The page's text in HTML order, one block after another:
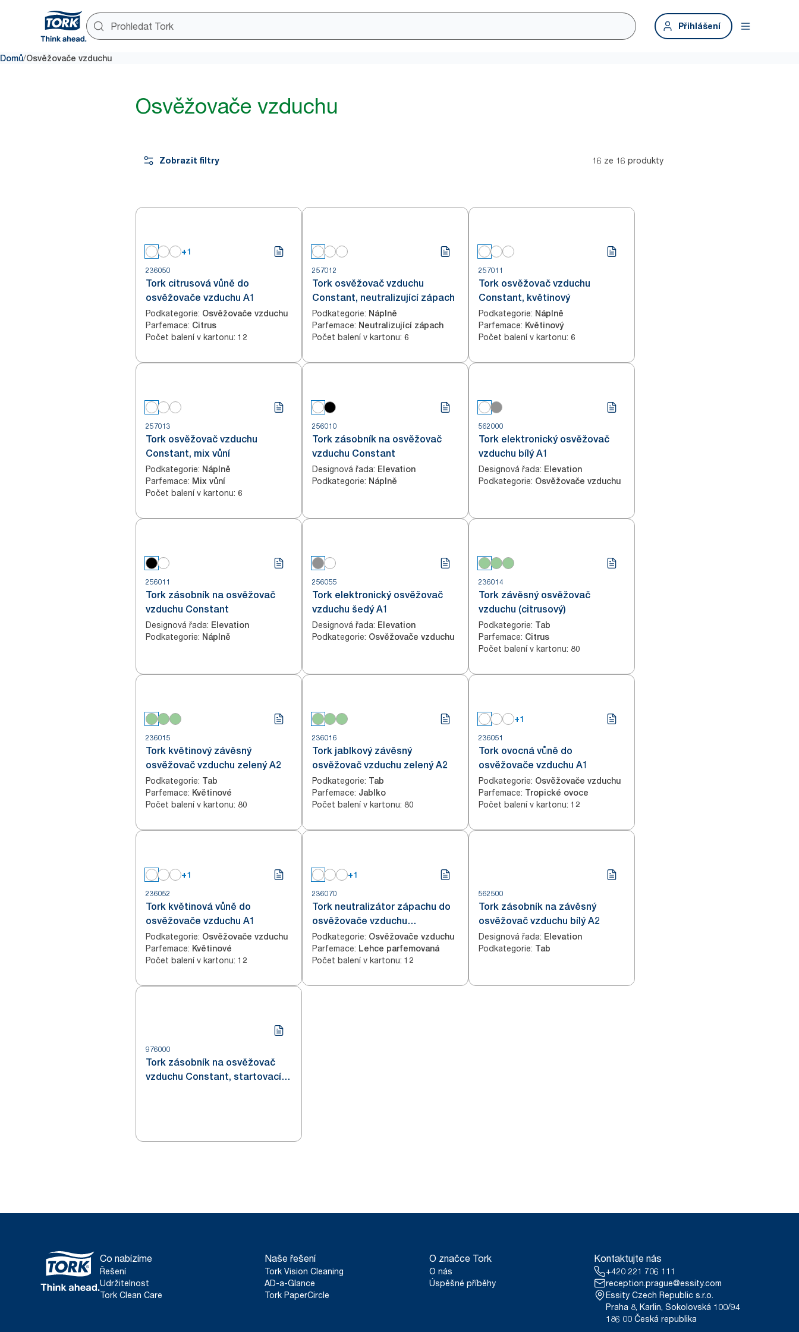
Přihlášení
Domů/Osvěžovače vzduchu
Osvěžovače vzduchu
Zobrazit filtry 16 ze 16 produkty
+1
236050
Tork citrusová vůně do
osvěžovače vzduchu A1
Podkategorie: Osvěžovače vzduchu
Parfemace: Citrus
Počet balení v kartonu: 12
257012
Tork osvěžovač vzduchu
Constant, neutralizující zápach
Podkategorie: Náplně
Parfemace: Neutralizující zápach
Počet balení v kartonu: 6
257011
Tork osvěžovač vzduchu
Constant, květinový
Podkategorie: Náplně
Parfemace: Květinový
Počet balení v kartonu: 6
257013
Tork osvěžovač vzduchu
Constant, mix vůní
Podkategorie: Náplně
Parfemace: Mix vůní
Počet balení v kartonu: 6
256010
Tork zásobník na osvěžovač
vzduchu Constant
Designová řada: Elevation
Podkategorie: Náplně
562000
Tork elektronický osvěžovač
vzduchu bílý A1
Designová řada: Elevation
Podkategorie: Osvěžovače vzduchu
256011
Tork zásobník na osvěžovač
vzduchu Constant
Designová řada: Elevation
Podkategorie: Náplně
256055
Tork elektronický osvěžovač
vzduchu šedý A1
Designová řada: Elevation
Podkategorie: Osvěžovače vzduchu
236014
Tork závěsný osvěžovač
vzduchu (citrusový)
Podkategorie: Tab
Parfemace: Citrus
Počet balení v kartonu: 80
236015
Tork květinový závěsný
osvěžovač vzduchu zelený A2
Podkategorie: Tab
Parfemace: Květinové
Počet balení v kartonu: 80
236016
Tork jablkový závěsný
osvěžovač vzduchu zelený A2
Podkategorie: Tab
Parfemace: Jablko
Počet balení v kartonu: 80
+1
236051
Tork ovocná vůně do
osvěžovače vzduchu A1
Podkategorie: Osvěžovače vzduchu
Parfemace: Tropické ovoce
Počet balení v kartonu: 12
+1
236052
Tork květinová vůně do
osvěžovače vzduchu A1
Podkategorie: Osvěžovače vzduchu
Parfemace: Květinové
Počet balení v kartonu: 12
+1
236070
Tork neutralizátor zápachu do
osvěžovače vzduchu
transparentní A1
Podkategorie: Osvěžovače vzduchu
Parfemace: Lehce parfemovaná
Počet balení v kartonu: 12
562500
Tork zásobník na závěsný
osvěžovač vzduchu bílý A2
Designová řada: Elevation
Podkategorie: Tab
976000
Tork zásobník na osvěžovač
vzduchu Constant, startovací
Co nabízíme
Řešení
Udržitelnost
Tork Clean Care
Naše řešení
Tork Vision Cleaning
AD-a-Glance
Tork PaperCircle
O značce Tork
O nás
Úspěšné příběhy
Kontaktujte nás
+420 221 706 111
reception.prague@essity.com
Essity Czech Republic s.r.o.
Praha 8, Karlin, Sokolovská 100/94
186 00 Česká republika